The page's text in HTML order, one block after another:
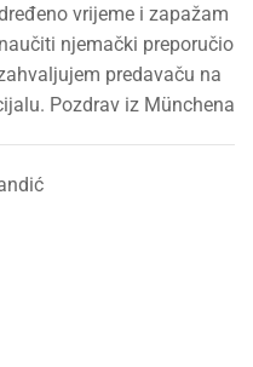
vrijeme i zapažam
njemački preporučio
predavaču na
Pozdrav iz Münchena